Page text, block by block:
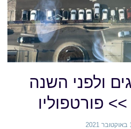
ולפני השנה
פורטפוליו